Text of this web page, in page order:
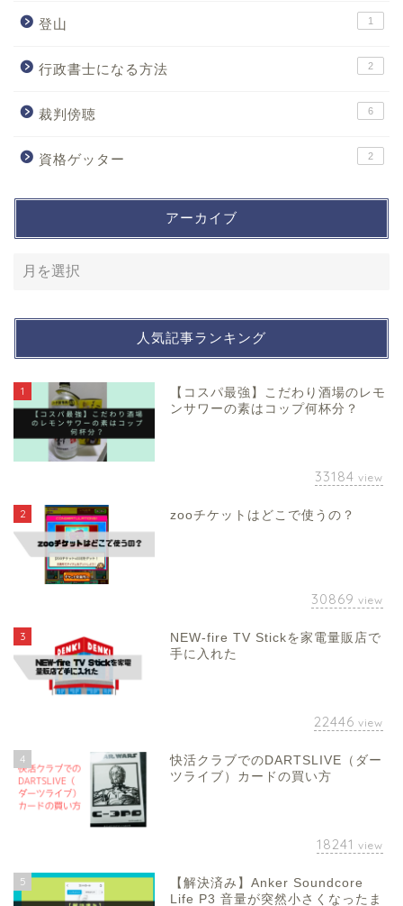
登山 1
行政書士になる方法 2
裁判傍聴 6
資格ゲッター 2
アーカイブ
人気記事ランキング
1
【コスパ最強】こだわり酒場のレモ
ンサワーの素はコップ何杯分？
33184 view
2 zooチケットはどこで使うの？
30869 view
3
NEW-fire TV Stickを家電量販店で
手に入れた
22446 view
4
快活クラブでのDARTSLIVE（ダー
ツライブ）カードの買い方
18241 view
5
【解決済み】Anker Soundcore
Life P3 音量が突然小さくなったま